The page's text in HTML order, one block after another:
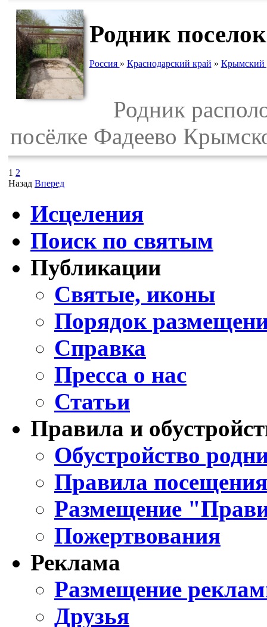
Родник
Россия » Краснодарский край » Крымский
Родник
посёлке Фадеево
1 2
Назад Вперед
Исцеления
Поиск по святым
Публикации
Святые, иконы
Порядок
Справка
Пресса о нас
Статьи
Правила и
Обустройство
Правила
Размещение
Пожертвования
Реклама
Размещение
Друзья